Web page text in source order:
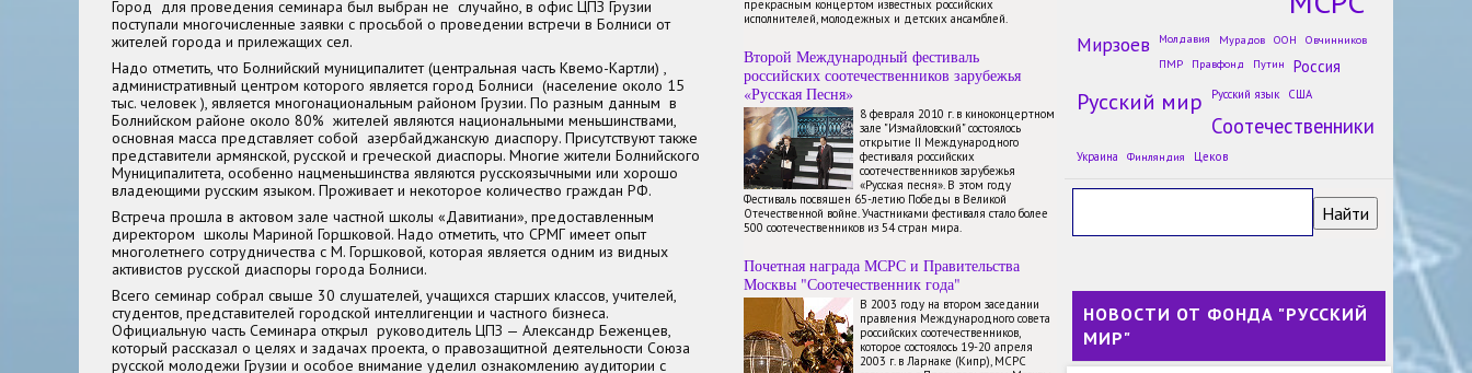
Город для проведения семинара был выбран не случайно, в офис ЦПЗ Грузии
поступали многочисленные заявки с просьбой о проведении встречи в Болниси от
жителей города и прилежащих сел.
Надо отметить, что Болнийский муниципалитет (центральная часть Квемо-Картли) ,
административный центром которого является город Болниси (население около 15
тыс. человек ), является многонациональным районом Грузии. По разным данным в
Болнийском районе около 80% жителей являются национальными меньшинствами,
основная масса представляет собой азербайджанскую диаспору. Присутствуют также
представители армянской, русской и греческой диаспоры. Многие жители Болнийского
Муниципалитета, особенно нацменьшинства являются русскоязычными или хорошо
владеющими русским языком. Проживает и некоторое количество граждан РФ.
Встреча прошла в актовом зале частной школы «Давитиани», предоставленным
директором школы Мариной Горшковой. Надо отметить, что СРМГ имеет опыт
многолетнего сотрудничества с М. Горшковой, которая является одним из видных
активистов русской диаспоры города Болниси.
Всего семинар собрал свыше 30 слушателей, учащихся старших классов, учителей,
студентов, представителей городской интеллигенции и частного бизнеса.
Официальную часть Семинара открыл руководитель ЦПЗ — Александр Беженцев,
который рассказал о целях и задачах проекта, о правозащитной деятельности Союза
русской молодежи Грузии и особое внимание уделил ознакомлению аудитории с
прекрасным концертом известных российских
исполнителей, молодежных и детских ансамблей.
Второй Международный фестиваль
российских соотечественников зарубежья
«Русская Песня»
8 февраля 2010 г. в киноконцертном
зале "Измайловский" состоялось
открытие II Международного
фестиваля российских
соотечественников зарубежья
«Русская песня». В этом году
Фестиваль посвящен 65-летию Победы в Великой
Отечественной войне. Участниками фестиваля стало более
500 соотечественников из 54 стран мира.
Почетная награда МСРС и Правительства
Москвы "Соотечественник года"
В 2003 году на втором заседании
правления Международного совета
российских соотечественников,
которое состоялось 19-20 апреля
2003 г. в Ларнаке (Кипр), МСРС
Мирзоев Молдавия Мурадов ООН
Овчинников
ПМР
Правфонд Путин Россия
Русский мир Русский язык США
Соотечественники
Украина Финляндия Цеков
НОВОСТИ ОТ ФОНДА "РУССКИЙ
МИР"
Хорватия отказалась выдать
визы российским гимнасткам
Европы
На Украине снесли памятник
Герою СССР Василию Газину
Новости
познакомили в РУДН с русским
фестиваль российского кино
Новости